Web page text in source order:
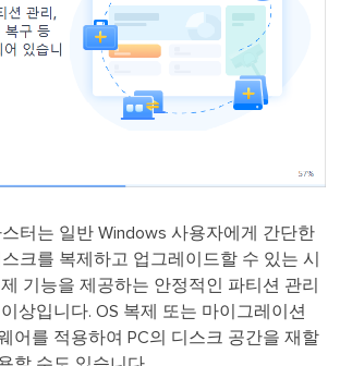
스터는 일반 Windows 사용자에게 간단한
크를 복제하고 업그레이드할 수 있는 시
기능을 제공하는 안정적인 파티션 관리
상입니다. OS 복제 또는 마이그레이션
어를 적용하여 PC의 디스크 공간을 재할